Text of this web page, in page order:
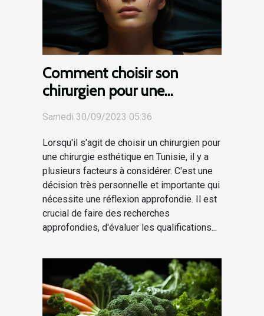
Comment choisir son
chirurgien pour une
Tunisie
Samedi 30/09/2023 05:36
Lorsqu'il s'agit de choisir un chirurgien pour
une chirurgie esthétique en Tunisie, il y a
plusieurs facteurs à considérer. C'est une
décision très personnelle et importante qui
nécessite une réflexion approfondie. Il est
crucial de faire des recherches
approfondies, d'évaluer les qualifications...